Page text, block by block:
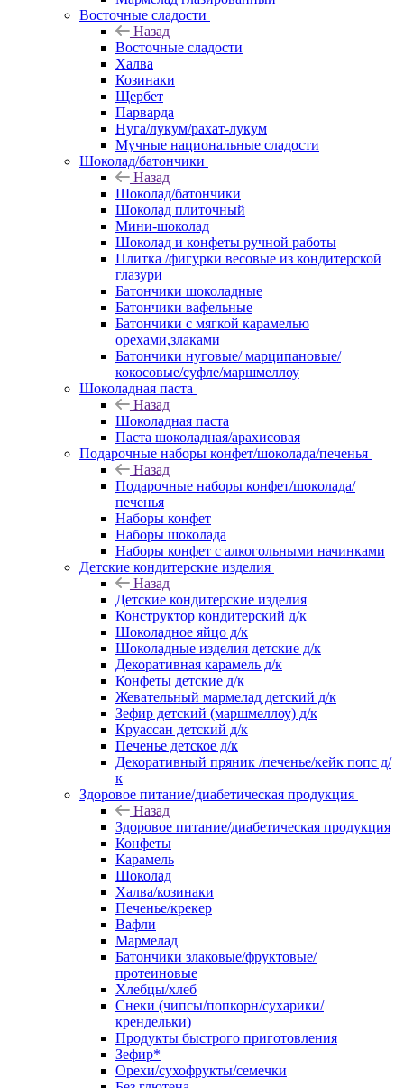
Восточные сладости
Назад
Восточные сладости
Халва
Козинаки
Щербет
Парварда
Нуга/лукум/рахат-лукум
Мучные национальные сладости
Шоколад/батончики
Назад
Шоколад/батончики
Шоколад плиточный
Мини-шоколад
Шоколад и конфеты ручной работы
Плитка /фигурки весовые из кондитерской
глазури
Батончики шоколадные
Батончики вафельные
Батончики с мягкой карамелью
орехами,злаками
Батончики нуговые/ марципановые/
кокосовые/суфле/маршмеллоу
Шоколадная паста
Назад
Шоколадная паста
Паста шоколадная/арахисовая
Подарочные наборы конфет/шоколада/печенья
Назад
Подарочные наборы конфет/шоколада/
печенья
Наборы конфет
Наборы шоколада
Наборы конфет с алкогольными начинками
Детские кондитерские изделия
Назад
Детские кондитерские изделия
Конструктор кондитерский д/к
Шоколадное яйцо д/к
Шоколадные изделия детские д/к
Декоративная карамель д/к
Конфеты детские д/к
Жевательный мармелад детский д/к
Зефир детский (маршмеллоу) д/к
Круассан детский д/к
Печенье детское д/к
Декоративный пряник /печенье/кейк попс д/
к
Здоровое питание/диабетическая продукция
Назад
Здоровое питание/диабетическая продукция
Конфеты
Карамель
Шоколад
Халва/козинаки
Печенье/крекер
Вафли
Мармелад
Батончики злаковые/фруктовые/
протеиновые
Хлебцы/хлеб
Снеки (чипсы/попкорн/сухарики/
крендельки)
Продукты быстрого приготовления
Зефир*
Орехи/сухофрукты/семечки